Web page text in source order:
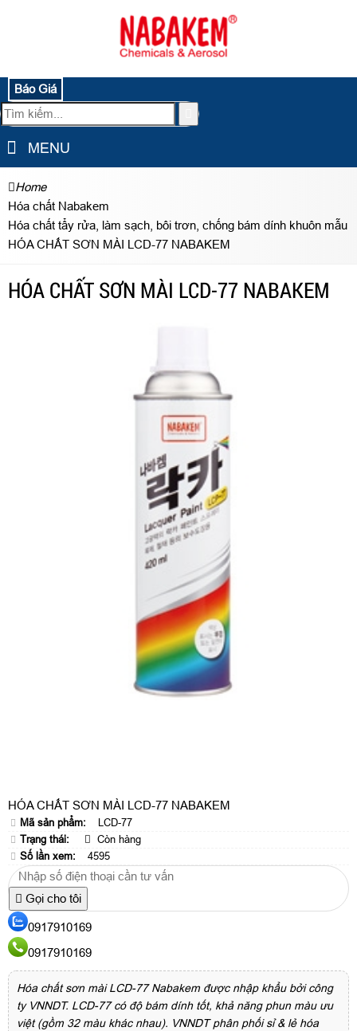
Báo Giá
MENU
Home
Hóa chất Nabakem
Hóa chất tẩy rửa, làm sạch, bôi trơn, chống bám dính khuôn mẫu
HÓA CHẤT SƠN MÀI LCD-77 NABAKEM
HÓA CHẤT SƠN MÀI LCD-77 NABAKEM
HÓA CHẤT SƠN MÀI LCD-77 NABAKEM
Mã sản phẩm:
LCD-77
Trạng thái:
Còn hàng
Số lần xem:
4595
Gọi cho tôi
0917910169
0917910169
Hóa chất sơn mài LCD-77 Nabakem được nhập khẩu bởi công
ty VNNDT. LCD-77 có độ bám dính tốt, khả năng phun màu ưu
việt (gồm 32 màu khác nhau). VNNDT phân phối sỉ & lẻ hóa